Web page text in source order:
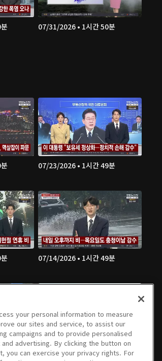
07/31/2026 • 1시간 50분
07/23/2026 • 1시간 49분
07/14/2026 • 1시간 49분
07/06/2026 • 1시간 52분
your personal information to measure
our sites and service, to assist our
campaigns and to provide personalised
advertising. By clicking the button on
you can exercise your privacy rights. For